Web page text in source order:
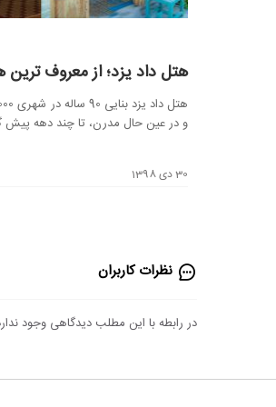
هتل داد یزد؛ از معروف ترین
و در عین حال مدرن، تا چند دهه پیش
30 دی 1398
نظرات کاربران
در رابطه با این مطلب دیدگاهی وجود